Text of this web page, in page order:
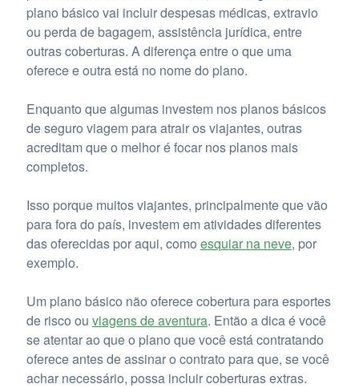
plano básico vai incluir despesas médicas, extravio
ou perda de bagagem, assistência jurídica, entre
outras coberturas. A diferença entre o que uma
oferece e outra está no nome do plano.
Enquanto que algumas investem nos planos básicos
de seguro viagem para atrair os viajantes, outras
acreditam que o melhor é focar nos planos mais
completos.
Isso porque muitos viajantes, principalmente que vão
para fora do país, investem em atividades diferentes
das oferecidas por aqui, como esquiar na neve, por
exemplo.
Um plano básico não oferece cobertura para esportes
de risco ou viagens de aventura. Então a dica é você
se atentar ao que o plano que você está contratando
oferece antes de assinar o contrato para que, se você
achar necessário, possa incluir coberturas extras.